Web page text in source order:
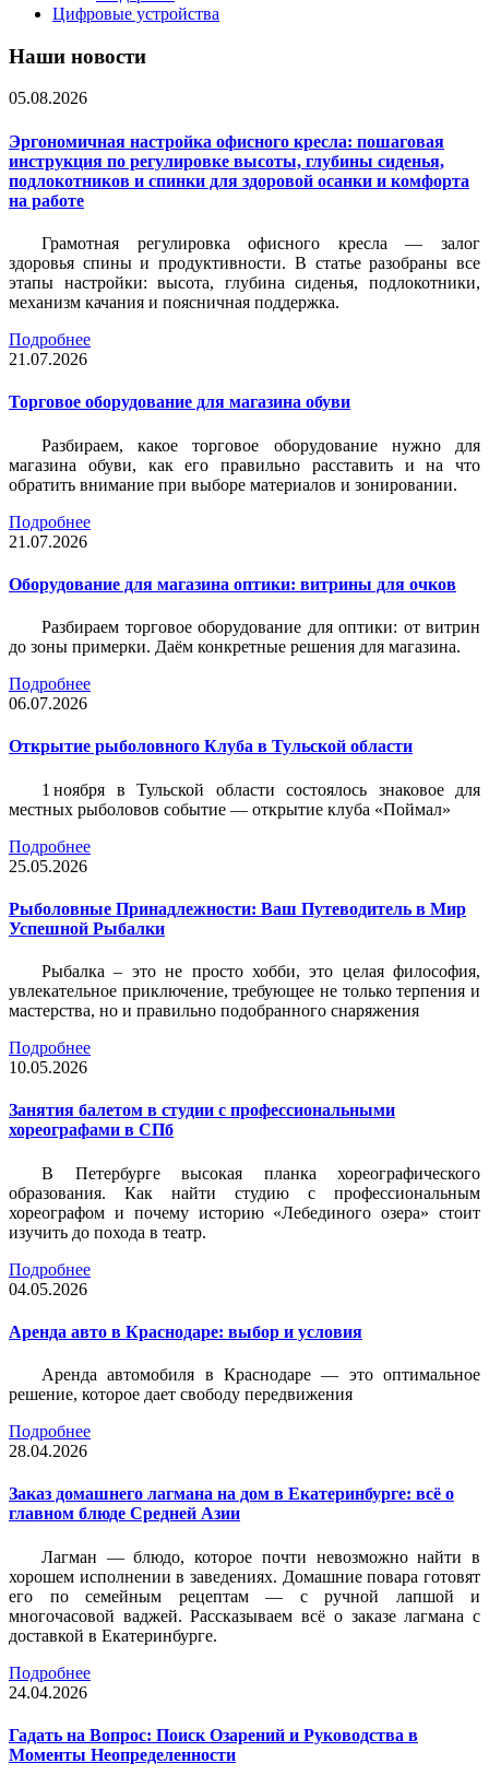
Цифровые устройства
Наши новости
05.08.2026
Эргономичная настройка офисного кресла: пошаговая
инструкция по регулировке высоты, глубины сиденья,
подлокотников и спинки для здоровой осанки и комфорта
на работе
Грамотная регулировка офисного кресла — залог
здоровья спины и продуктивности. В статье разобраны все
этапы настройки: высота, глубина сиденья, подлокотники,
механизм качания и поясничная поддержка.
Подробнее
21.07.2026
Торговое оборудование для магазина обуви
Разбираем, какое торговое оборудование нужно для
магазина обуви, как его правильно расставить и на что
обратить внимание при выборе материалов и зонировании.
Подробнее
21.07.2026
Оборудование для магазина оптики: витрины для очков
Разбираем торговое оборудование для оптики: от витрин
до зоны примерки. Даём конкретные решения для магазина.
Подробнее
06.07.2026
Открытие рыболовного Клуба в Тульской области
1 ноября в Тульской области состоялось знаковое для
местных рыболовов событие — открытие клуба «Поймал»
Подробнее
25.05.2026
Рыболовные Принадлежности: Ваш Путеводитель в Мир
Успешной Рыбалки
Рыбалка – это не просто хобби, это целая философия,
увлекательное приключение, требующее не только терпения и
мастерства, но и правильно подобранного снаряжения
Подробнее
10.05.2026
Занятия балетом в студии с профессиональными
хореографами в СПб
В Петербурге высокая планка хореографического
образования. Как найти студию с профессиональным
хореографом и почему историю «Лебединого озера» стоит
изучить до похода в театр.
Подробнее
04.05.2026
Аренда авто в Краснодаре: выбор и условия
Аренда автомобиля в Краснодаре — это оптимальное
решение, которое дает свободу передвижения
Подробнее
28.04.2026
Заказ домашнего лагмана на дом в Екатеринбурге: всё о
главном блюде Средней Азии
Лагман — блюдо, которое почти невозможно найти в
хорошем исполнении в заведениях. Домашние повара готовят
его по семейным рецептам — с ручной лапшой и
многочасовой ваджей. Рассказываем всё о заказе лагмана с
доставкой в Екатеринбурге.
Подробнее
24.04.2026
Гадать на Вопрос: Поиск Озарений и Руководства в
Моменты Неопределенности